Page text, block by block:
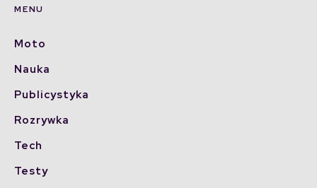
MENU
Moto
Nauka
Publicystyka
Rozrywka
Tech
Testy